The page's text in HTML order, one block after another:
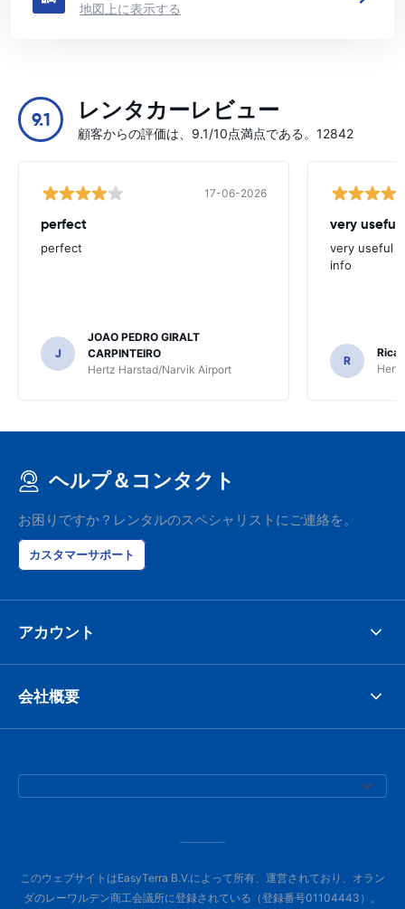
地図上に表示する
9.1 レンタカーレビュー
顧客からの評価は、9.1/10点満点である。12842
17-06-2026
perfect
perfect
J
JOAO PEDRO GIRALT
CARPINTEIRO
Hertz Harstad/Narvik Airport
very useful
very useful
info
R
ヘルプ＆コンタクト
お困りですか？レンタルのスペシャリストにご連絡を。
カスタマーサポート
アカウント
会社概要
このウェブサイトはEasyTerra B.V.によって所有、運営されており、オラン
ダのレーワルデン商工会議所に登録されている（登録番号01104443）。